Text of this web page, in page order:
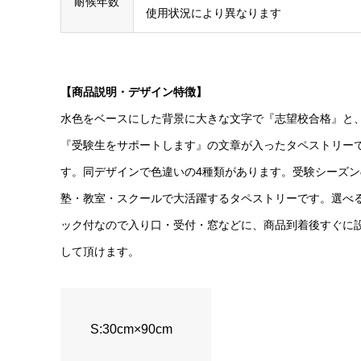
使用状況により異なります
【商品説明・デザイン特徴】
水色をベースにした背景に大きな文字で『志望校合格』と、
『受験生をサポートします』の文章が入ったタペストリー
す。同デザインで色違いの4種類があります。受験シーズ
塾・教室・スクールで大活躍するタペストリーです。選べ
ック付なので入り口・受付・窓などに、商品到着後すぐに
して頂けます。
S:30cm×90cm